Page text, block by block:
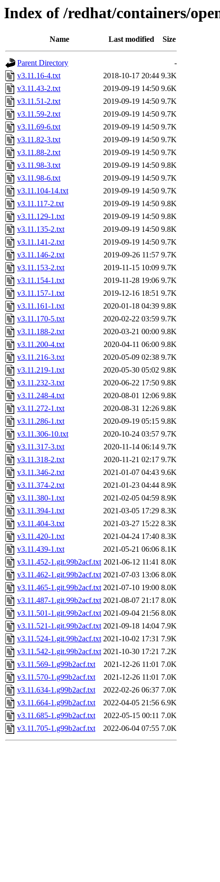
Index of /redhat/containers/
Name Last modified Size
Parent Directory
-
v3.11.16-4.txt
2018-10-17 20:44 9.3K
v3.11.43-2.txt
2019-09-19 14:50 9.6K
v3.11.51-2.txt
2019-09-19 14:50 9.7K
v3.11.59-2.txt
2019-09-19 14:50 9.7K
v3.11.69-6.txt
2019-09-19 14:50 9.7K
v3.11.82-3.txt
2019-09-19 14:50 9.7K
v3.11.88-2.txt
2019-09-19 14:50 9.7K
v3.11.98-3.txt
2019-09-19 14:50 9.8K
v3.11.98-6.txt
2019-09-19 14:50 9.7K
v3.11.104-14.txt
2019-09-19 14:50 9.7K
v3.11.117-2.txt
2019-09-19 14:50 9.8K
v3.11.129-1.txt
2019-09-19 14:50 9.8K
v3.11.135-2.txt
2019-09-19 14:50 9.8K
v3.11.141-2.txt
2019-09-19 14:50 9.7K
v3.11.146-2.txt
2019-09-26 11:57 9.7K
v3.11.153-2.txt
2019-11-15 10:09 9.7K
v3.11.154-1.txt
2019-11-28 19:06 9.7K
v3.11.157-1.txt
2019-12-16 18:51 9.7K
v3.11.161-1.txt
2020-01-18 04:39 9.8K
v3.11.170-5.txt
2020-02-22 03:59 9.7K
v3.11.188-2.txt
2020-03-21 00:00 9.8K
v3.11.200-4.txt
2020-04-11 06:00 9.8K
v3.11.216-3.txt
2020-05-09 02:38 9.7K
v3.11.219-1.txt
2020-05-30 05:02 9.8K
v3.11.232-3.txt
2020-06-22 17:50 9.8K
v3.11.248-4.txt
2020-08-01 12:06 9.8K
v3.11.272-1.txt
2020-08-31 12:26 9.8K
v3.11.286-1.txt
2020-09-19 05:15 9.8K
v3.11.306-10.txt
2020-10-24 03:57 9.7K
v3.11.317-3.txt
2020-11-14 06:14 9.7K
v3.11.318-2.txt
2020-11-21 02:17 9.7K
v3.11.346-2.txt
2021-01-07 04:43 9.6K
v3.11.374-2.txt
2021-01-23 04:44 8.9K
v3.11.380-1.txt
2021-02-05 04:59 8.9K
v3.11.394-1.txt
2021-03-05 17:29 8.3K
v3.11.404-3.txt
2021-03-27 15:22 8.3K
v3.11.420-1.txt
2021-04-24 17:40 8.3K
v3.11.439-1.txt
2021-05-21 06:06 8.1K
v3.11.452-1.git.99b2acf.txt 2021-06-12 11:41 8.0K
v3.11.462-1.git.99b2acf.txt 2021-07-03 13:06 8.0K
v3.11.465-1.git.99b2acf.txt 2021-07-10 19:00 8.0K
v3.11.487-1.git.99b2acf.txt 2021-08-07 21:17 8.0K
v3.11.501-1.git.99b2acf.txt 2021-09-04 21:56 8.0K
v3.11.521-1.git.99b2acf.txt 2021-09-18 14:04 7.9K
v3.11.524-1.git.99b2acf.txt 2021-10-02 17:31 7.9K
v3.11.542-1.git.99b2acf.txt 2021-10-30 17:21 7.2K
v3.11.569-1.g99b2acf.txt
2021-12-26 11:01 7.0K
v3.11.570-1.g99b2acf.txt
2021-12-26 11:01 7.0K
v3.11.634-1.g99b2acf.txt
2022-02-26 06:37 7.0K
v3.11.664-1.g99b2acf.txt
2022-04-05 21:56 6.9K
v3.11.685-1.g99b2acf.txt
2022-05-15 00:11 7.0K
v3.11.705-1.g99b2acf.txt
2022-06-04 07:55 7.0K